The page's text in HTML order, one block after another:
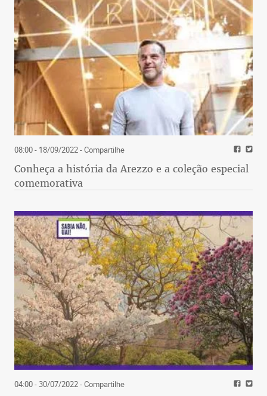
08:00 - 18/09/2022- Compartilhe
Conheça a história da Arezzo e a coleção especial
comemorativa
04:00 - 30/07/2022- Compartilhe